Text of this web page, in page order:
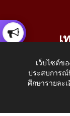
เ
โทรศัพท์:
E-
เว็บไซต์ข
ประสบการณ์
ศึกษารายละ